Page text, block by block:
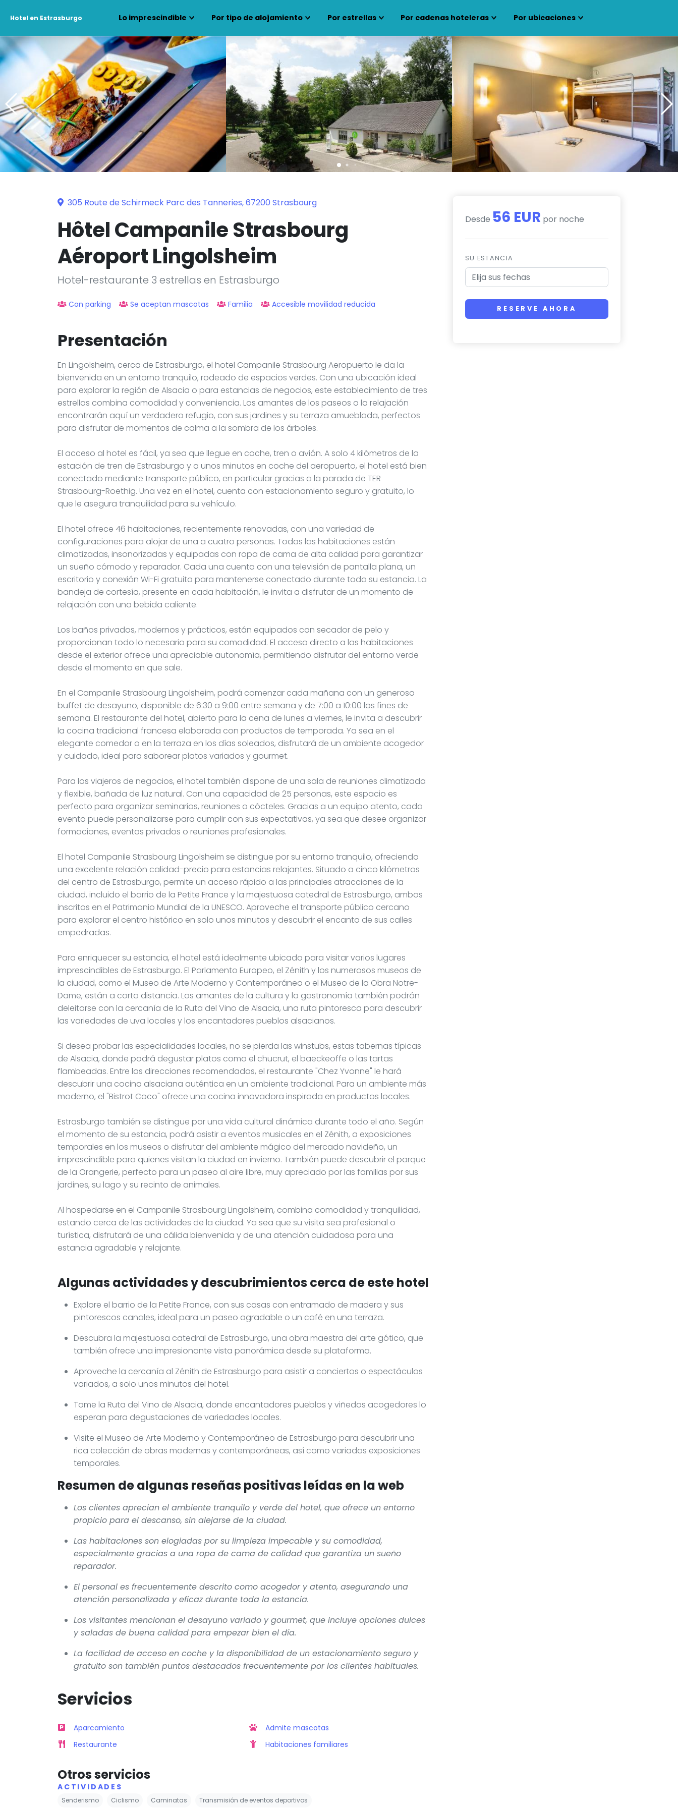
Hotel en Estrasburgo Lo imprescindible Por tipo de alojamiento Por estrellas Por cadenas hoteleras Por ubicaciones
305 Route de Schirmeck Parc des Tanneries, 67200 Strasbourg
Hôtel Campanile Strasbourg
Aéroport Lingolsheim
Hotel-restaurante 3 estrellas en Estrasburgo
Con parking Se aceptan mascotas Familia Accesible movilidad reducida
Presentación
En Lingolsheim, cerca de Estrasburgo, el hotel Campanile Strasbourg Aeropuerto le da la
bienvenida en un entorno tranquilo, rodeado de espacios verdes. Con una ubicación ideal
para explorar la región de Alsacia o para estancias de negocios, este establecimiento de tres
estrellas combina comodidad y conveniencia. Los amantes de los paseos o la relajación
encontrarán aquí un verdadero refugio, con sus jardines y su terraza amueblada, perfectos
para disfrutar de momentos de calma a la sombra de los árboles.
El acceso al hotel es fácil, ya sea que llegue en coche, tren o avión. A solo 4 kilómetros de la
estación de tren de Estrasburgo y a unos minutos en coche del aeropuerto, el hotel está bien
conectado mediante transporte público, en particular gracias a la parada de TER
Strasbourg-Roethig. Una vez en el hotel, cuenta con estacionamiento seguro y gratuito, lo
que le asegura tranquilidad para su vehículo.
El hotel ofrece 46 habitaciones, recientemente renovadas, con una variedad de
configuraciones para alojar de una a cuatro personas. Todas las habitaciones están
climatizadas, insonorizadas y equipadas con ropa de cama de alta calidad para garantizar
un sueño cómodo y reparador. Cada una cuenta con una televisión de pantalla plana, un
escritorio y conexión Wi-Fi gratuita para mantenerse conectado durante toda su estancia. La
bandeja de cortesía, presente en cada habitación, le invita a disfrutar de un momento de
relajación con una bebida caliente.
Los baños privados, modernos y prácticos, están equipados con secador de pelo y
proporcionan todo lo necesario para su comodidad. El acceso directo a las habitaciones
desde el exterior ofrece una apreciable autonomía, permitiendo disfrutar del entorno verde
desde el momento en que sale.
En el Campanile Strasbourg Lingolsheim, podrá comenzar cada mañana con un generoso
buffet de desayuno, disponible de 6:30 a 9:00 entre semana y de 7:00 a 10:00 los fines de
semana. El restaurante del hotel, abierto para la cena de lunes a viernes, le invita a descubrir
la cocina tradicional francesa elaborada con productos de temporada. Ya sea en el
elegante comedor o en la terraza en los días soleados, disfrutará de un ambiente acogedor
y cuidado, ideal para saborear platos variados y gourmet.
Para los viajeros de negocios, el hotel también dispone de una sala de reuniones climatizada
y flexible, bañada de luz natural. Con una capacidad de 25 personas, este espacio es
perfecto para organizar seminarios, reuniones o cócteles. Gracias a un equipo atento, cada
evento puede personalizarse para cumplir con sus expectativas, ya sea que desee organizar
formaciones, eventos privados o reuniones profesionales.
El hotel Campanile Strasbourg Lingolsheim se distingue por su entorno tranquilo, ofreciendo
una excelente relación calidad-precio para estancias relajantes. Situado a cinco kilómetros
del centro de Estrasburgo, permite un acceso rápido a las principales atracciones de la
ciudad, incluido el barrio de la Petite France y la majestuosa catedral de Estrasburgo, ambos
inscritos en el Patrimonio Mundial de la UNESCO. Aproveche el transporte público cercano
para explorar el centro histórico en solo unos minutos y descubrir el encanto de sus calles
empedradas.
Para enriquecer su estancia, el hotel está idealmente ubicado para visitar varios lugares
imprescindibles de Estrasburgo. El Parlamento Europeo, el Zénith y los numerosos museos de
la ciudad, como el Museo de Arte Moderno y Contemporáneo o el Museo de la Obra Notre-
Dame, están a corta distancia. Los amantes de la cultura y la gastronomía también podrán
deleitarse con la cercanía de la Ruta del Vino de Alsacia, una ruta pintoresca para descubrir
las variedades de uva locales y los encantadores pueblos alsacianos.
Si desea probar las especialidades locales, no se pierda las winstubs, estas tabernas típicas
de Alsacia, donde podrá degustar platos como el chucrut, el baeckeoffe o las tartas
flambeadas. Entre las direcciones recomendadas, el restaurante "Chez Yvonne" le hará
descubrir una cocina alsaciana auténtica en un ambiente tradicional. Para un ambiente más
moderno, el "Bistrot Coco" ofrece una cocina innovadora inspirada en productos locales.
Estrasburgo también se distingue por una vida cultural dinámica durante todo el año. Según
el momento de su estancia, podrá asistir a eventos musicales en el Zénith, a exposiciones
temporales en los museos o disfrutar del ambiente mágico del mercado navideño, un
imprescindible para quienes visitan la ciudad en invierno. También puede descubrir el parque
de la Orangerie, perfecto para un paseo al aire libre, muy apreciado por las familias por sus
jardines, su lago y su recinto de animales.
Al hospedarse en el Campanile Strasbourg Lingolsheim, combina comodidad y tranquilidad,
estando cerca de las actividades de la ciudad. Ya sea que su visita sea profesional o
turística, disfrutará de una cálida bienvenida y de una atención cuidadosa para una
estancia agradable y relajante.
Algunas actividades y descubrimientos cerca de este hotel
Explore el barrio de la Petite France, con sus casas con entramado de madera y sus
pintorescos canales, ideal para un paseo agradable o un café en una terraza.
Descubra la majestuosa catedral de Estrasburgo, una obra maestra del arte gótico, que
también ofrece una impresionante vista panorámica desde su plataforma.
Aproveche la cercanía al Zénith de Estrasburgo para asistir a conciertos o espectáculos
variados, a solo unos minutos del hotel.
Tome la Ruta del Vino de Alsacia, donde encantadores pueblos y viñedos acogedores lo
esperan para degustaciones de variedades locales.
Visite el Museo de Arte Moderno y Contemporáneo de Estrasburgo para descubrir una
rica colección de obras modernas y contemporáneas, así como variadas exposiciones
temporales.
Resumen de algunas reseñas positivas leídas en la web
Los clientes aprecian el ambiente tranquilo y verde del hotel, que ofrece un entorno
propicio para el descanso, sin alejarse de la ciudad.
Las habitaciones son elogiadas por su limpieza impecable y su comodidad,
especialmente gracias a una ropa de cama de calidad que garantiza un sueño
reparador.
El personal es frecuentemente descrito como acogedor y atento, asegurando una
atención personalizada y eficaz durante toda la estancia.
Los visitantes mencionan el desayuno variado y gourmet, que incluye opciones dulces
y saladas de buena calidad para empezar bien el día.
La facilidad de acceso en coche y la disponibilidad de un estacionamiento seguro y
gratuito son también puntos destacados frecuentemente por los clientes habituales.
Servicios
Aparcamiento
Restaurante
Admite mascotas
Habitaciones familiares
Otros servicios
ACTIVIDADES
Senderismo Ciclismo Caminatas Transmisión de eventos deportivos
Desde 56 EUR por noche
SU ESTANCIA
RESERVE AHORA